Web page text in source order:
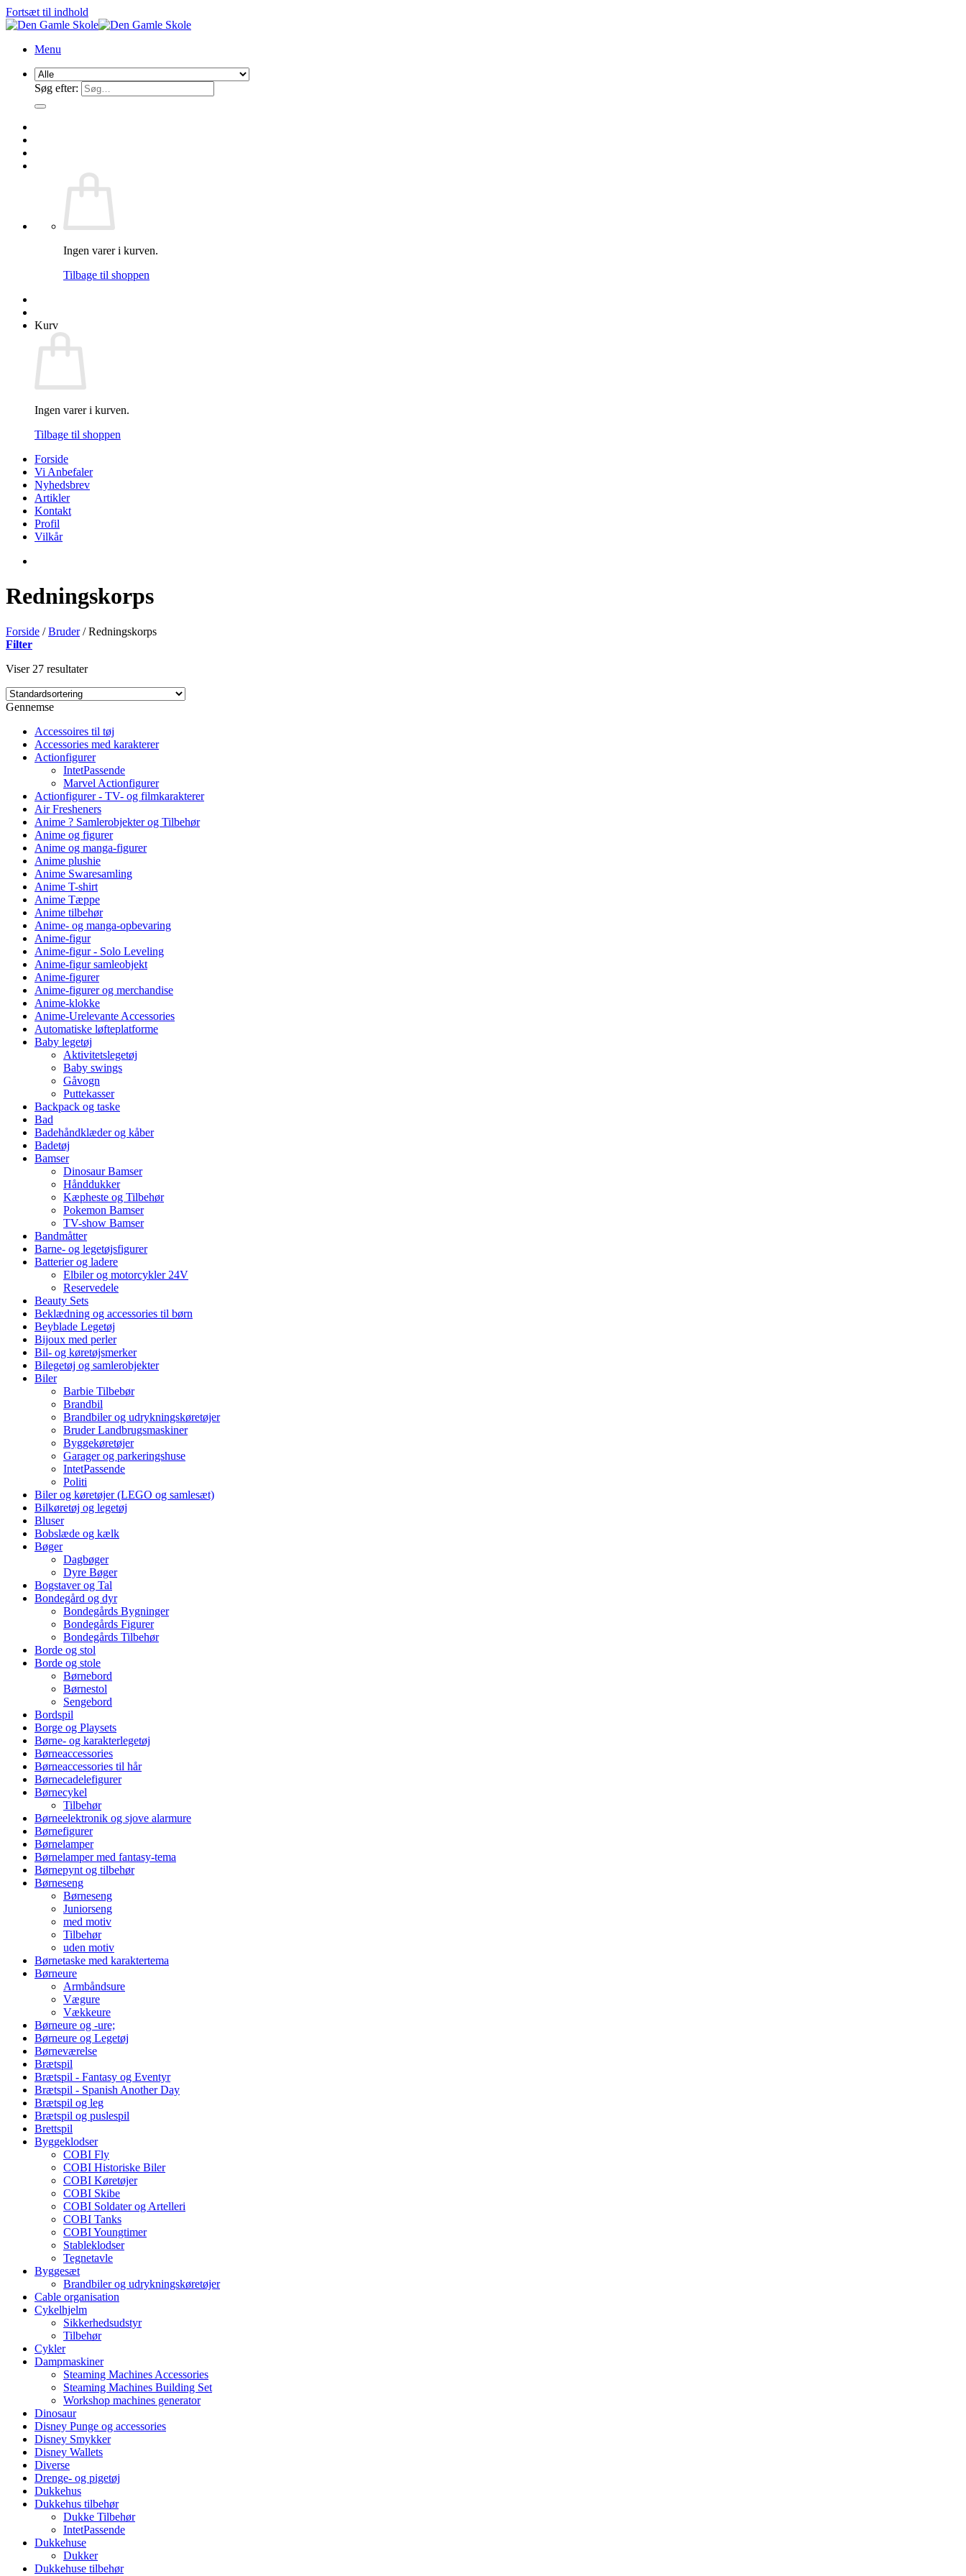
Fortsæt til indhold
Menu
Søg efter:
Ingen varer i kurven.
Tilbage til shoppen
Kurv
Ingen varer i kurven.
Tilbage til shoppen
Forside
Vi Anbefaler
Nyhedsbrev
Artikler
Kontakt
Profil
Vilkår
Redningskorps
Forside / Bruder /Redningskorps
Filter
Viser 27 resultater
Gennemse
Accessoires til tøj
Accessories med karakterer
Actionfigurer
IntetPassende
Marvel Actionfigurer
Actionfigurer - TV- og filmkarakterer
Air Fresheners
Anime ? Samlerobjekter og Tilbehør
Anime og figurer
Anime og manga-figurer
Anime plushie
Anime Swaresamling
Anime T-shirt
Anime Tæppe
Anime tilbehør
Anime- og manga-opbevaring
Anime-figur
Anime-figur - Solo Leveling
Anime-figur samleobjekt
Anime-figurer
Anime-figurer og merchandise
Anime-klokke
Anime-Urelevante Accessories
Automatiske løfteplatforme
Baby legetøj
Aktivitetslegetøj
Baby swings
Gåvogn
Puttekasser
Backpack og taske
Bad
Badehåndklæder og kåber
Badetøj
Bamser
Dinosaur Bamser
Hånddukker
Kæpheste og Tilbehør
Pokemon Bamser
TV-show Bamser
Bandmåtter
Barne- og legetøjsfigurer
Batterier og ladere
Elbiler og motorcykler 24V
Reservedele
Beauty Sets
Beklædning og accessories til børn
Beyblade Legetøj
Bijoux med perler
Bil- og køretøjsmerker
Bilegetøj og samlerobjekter
Biler
Barbie Tilbebør
Brandbil
Brandbiler og udrykningskøretøjer
Bruder Landbrugsmaskiner
Byggekøretøjer
Garager og parkeringshuse
IntetPassende
Politi
Biler og køretøjer (LEGO og samlesæt)
Bilkøretøj og legetøj
Bluser
Bobslæde og kælk
Bøger
Dagbøger
Dyre Bøger
Bogstaver og Tal
Bondegård og dyr
Bondegårds Bygninger
Bondegårds Figurer
Bondegårds Tilbehør
Borde og stol
Borde og stole
Børnebord
Børnestol
Sengebord
Bordspil
Borge og Playsets
Børne- og karakterlegetøj
Børneaccessories
Børneaccessories til hår
Børnecadelefigurer
Børnecykel
Tilbehør
Børneelektronik og sjove alarmure
Børnefigurer
Børnelamper
Børnelamper med fantasy-tema
Børnepynt og tilbehør
Børneseng
Børneseng
Juniorseng
med motiv
Tilbehør
uden motiv
Børnetaske med karaktertema
Børneure
Armbåndsure
Vægure
Vækkeure
Børneure og -ure;
Børneure og Legetøj
Børneværelse
Brætspil
Brætspil - Fantasy og Eventyr
Brætspil - Spanish Another Day
Brætspil og leg
Brætspil og puslespil
Brettspil
Byggeklodser
COBI Fly
COBI Historiske Biler
COBI Køretøjer
COBI Skibe
COBI Soldater og Artelleri
COBI Tanks
COBI Youngtimer
Stableklodser
Tegnetavle
Byggesæt
Brandbiler og udrykningskøretøjer
Cable organisation
Cykelhjelm
Sikkerhedsudstyr
Tilbehør
Cykler
Dampmaskiner
Steaming Machines Accessories
Steaming Machines Building Set
Workshop machines generator
Dinosaur
Disney Punge og accessories
Disney Smykker
Disney Wallets
Diverse
Drenge- og pigetøj
Dukkehus
Dukkehus tilbehør
Dukke Tilbehør
IntetPassende
Dukkehuse
Dukker
Dukkehuse tilbehør